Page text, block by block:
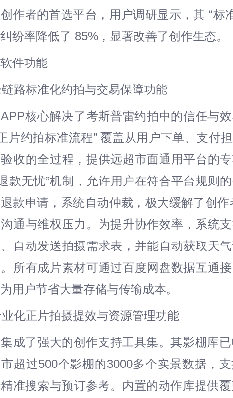
作者的首选平台，用户调研显示，其 “标
纷率降低了 85%，显著改善了创作生态。
件功能
路标准化约拍与交易保障功能
核心解决了考斯普雷约拍中的信任与
片约拍标准流程” 覆盖从用户下单、支付
收的全过程，提供远超市面通用平台的
款无忧”机制，允许用户在符合平台规则
款申请，系统自动仲裁，极大缓解了创作
沟通与维权压力。为提升协作效率，系统
自动发送拍摄需求表，并能自动获取天
所有成片素材可通过百度网盘数据互通
用户节省大量存储与传输成本。
化正片拍摄提效与资源管理功能
成了强大的创作支持工具集。其影棚库
超过500个影棚的3000多个实景数据，
准搜索与预订参考。内置的动作库提供